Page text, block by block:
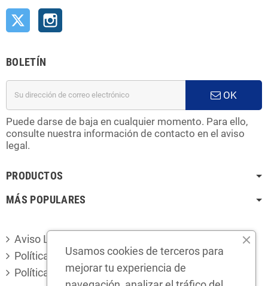
Twitter
BOLETÍN
OK
Puede darse de baja en cualquier momento. Para ello,
consulte nuestra información de contacto en el aviso
legal.
PRODUCTOS
MÁS POPULARES
Aviso Legal
Política de privacidad
Política de cookies
Usamos cookies de terceros para
mejorar tu experiencia de